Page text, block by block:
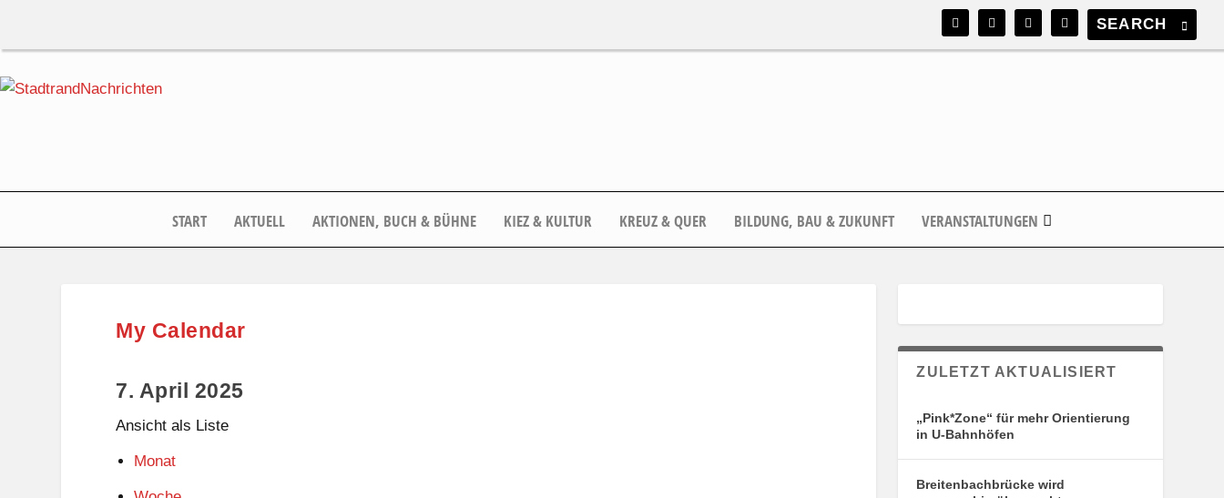
START AKTUELL AKTIONEN, BUCH & BÜHNE KIEZ & KULTUR KREUZ & QUER BILDUNG, BAU & ZUKUNFT VERANSTALTUNGEN
My Calendar
7. April 2025
Ansicht als Liste
Monat
ZULETZT AKTUALISIERT
„Pink*Zone“ für mehr Orientierung
in U-Bahnhöfen
Breitenbachbrücke wird